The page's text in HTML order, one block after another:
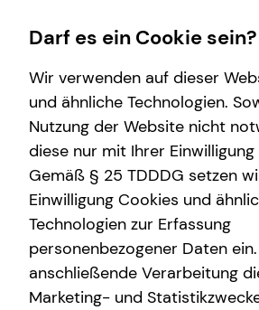
Finanzberatung
Videoberatung
Investment
Kapitalanlage Immobilien
Altersvorsorge
Service
Kundenportal
Schadenabwicklung
Wissenswertes
Über mich
Über tecis
Podcast
Darf es ein Cookie sein?
Wir verwenden auf dieser
und ähnliche Technologien.
Nutzung der Website nicht
diese nur mit Ihrer
Gemäß § 25 TDDDG setzen
Einwilligung Cookies und
Technologien zur Erfassung
personenbezogener Daten
anschließende Verarbeitung
Marketing- und